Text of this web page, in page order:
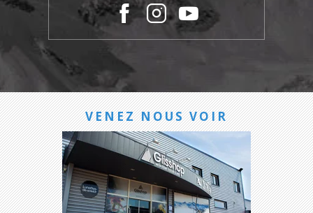
VENEZ NOUS VOIR